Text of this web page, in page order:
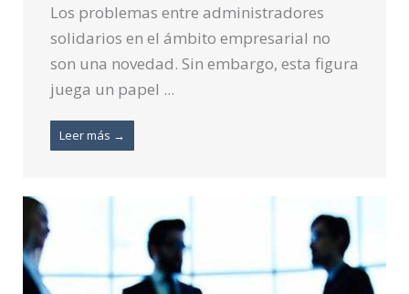
Los problemas entre administradores
solidarios en el ámbito empresarial no
son una novedad. Sin embargo, esta figura
juega un papel ...
Leer más →